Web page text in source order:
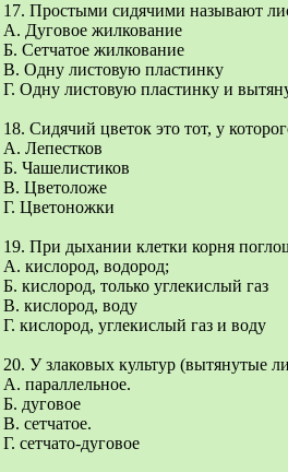
17. Простыми сидячими называют
А. Дуговое жилкование
Б. Сетчатое жилкование
В. Одну листовую пластинку
Г. Одну листовую пластинку и
18. Сидячий цветок это тот, у
А. Лепестков
Б. Чашелистиков
В. Цветоложе
Г. Цветоножки
19. При дыхании клетки корня
А. кислород, водород;
Б. кислород, только углекислый газ
В. кислород, воду
Г. кислород, углекислый газ и воду
20. У злаковых культур (вытянутые
А. параллельное.
Б. дуговое
В. сетчатое.
Г. сетчато-дуговое